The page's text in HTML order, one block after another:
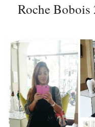
Roche